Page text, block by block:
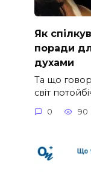
Як
поради
духами
Та що
світ
0 90